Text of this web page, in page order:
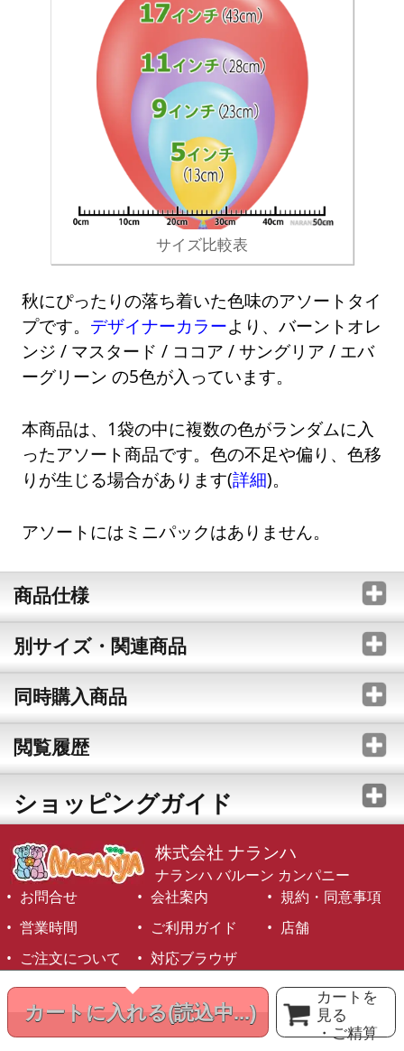
カートに入れる(読込中...)
カートを
見る
・ご精算
サイズ比較表
秋にぴったりの落ち着いた色味のアソートタイ
プです。 デザイナーカラーより、バーントオレ
ンジ / マスタード / ココア / サングリア / エバ
ーグリーン の5色が入っています。
本商品は、1袋の中に複数の色がランダムに入
ったアソート商品です。色の不足や偏り、色移
りが生じる場合があります(詳細)。
アソートにはミニパックはありません。
商品仕様
別サイズ・関連商品
同時購入商品
閲覧履歴
ショッピングガイド
株式会社 ナランハ
ナランハ バルーン カンパニー
お問合せ
会社案内
規約・同意事項
営業時間
ご利用ガイド
店舗
ご注文について
対応ブラウザ
©1999-2026 NARANJA Inc. All Rights Reserved.